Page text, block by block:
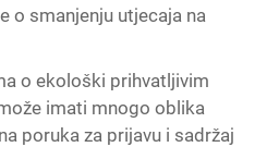
o smanjenju utjecaja na
o ekološki prihvatljivim
imati mnogo oblika
poruka za prijavu i sadržaj